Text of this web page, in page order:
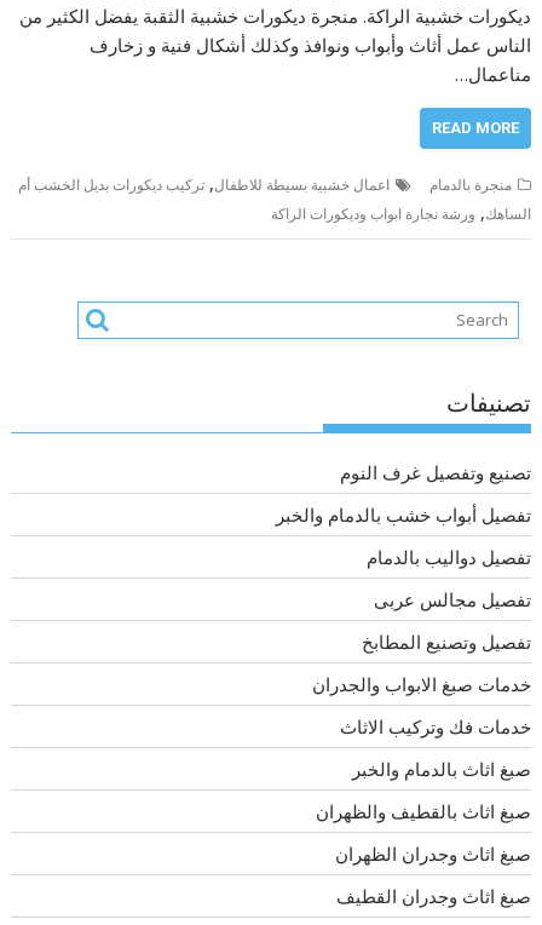
ديكورات خشبية الراكة. منجرة ديكورات خشبية الثقبة يفضل الكثير من
الناس عمل أثاث وأبواب ونوافذ وكذلك أشكال فنية و زخارف
مناعمال…
READ MORE
منجرة بالدمام اعمال خشبية بسيطة للاطفال,تركيب ديكورات بديل الخشب أم
الساهك, ورشة نجارة ابواب وديكورات الراكة
تصنيفات
تصنيع وتفصيل غرف النوم
تفصيل أبواب خشب بالدمام والخبر
تفصيل دواليب بالدمام
تفصيل مجالس عربى
تفصيل وتصنيع المطابخ
خدمات صبغ الابواب والجدران
خدمات فك وتركيب الاثاث
صبغ اثاث بالدمام والخبر
صبغ اثاث بالقطيف والظهران
صبغ اثاث وجدران الظهران
صبغ اثاث وجدران القطيف